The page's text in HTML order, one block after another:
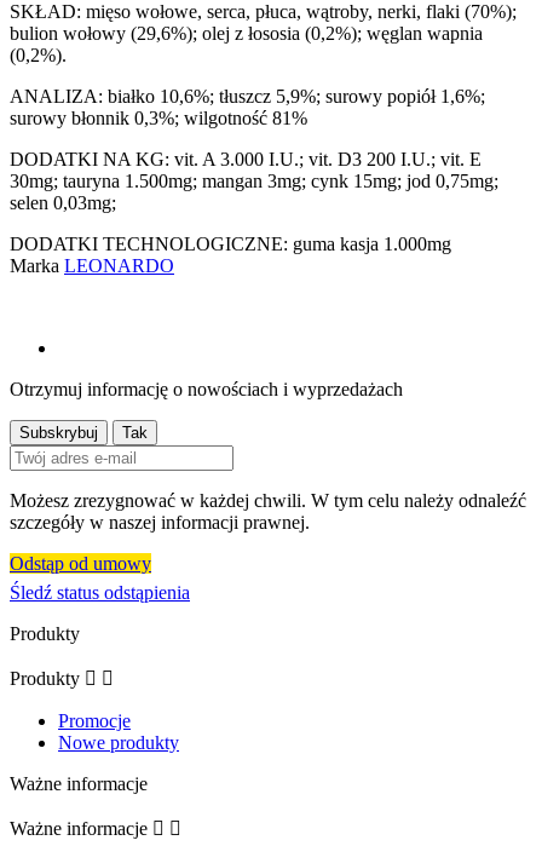
SKŁAD: mięso wołowe, serca, płuca, wątroby, nerki, flaki (70%);
bulion wołowy (29,6%); olej z łososia (0,2%); węglan wapnia
(0,2%).
ANALIZA: białko 10,6%; tłuszcz 5,9%; surowy popiół 1,6%;
surowy błonnik 0,3%; wilgotność 81%
DODATKI NA KG: vit. A 3.000 I.U.; vit. D3 200 I.U.; vit. E
30mg; tauryna 1.500mg; mangan 3mg; cynk 15mg; jod 0,75mg;
selen 0,03mg;
DODATKI TECHNOLOGICZNE: guma kasja 1.000mg
Marka LEONARDO
Otrzymuj informację o nowościach i wyprzedażach
Możesz zrezygnować w każdej chwili. W tym celu należy odnaleźć
szczegóły w naszej informacji prawnej.
Odstąp od umowy
Śledź status odstąpienia
Produkty
Produkty  
Promocje
Nowe produkty
Ważne informacje
Ważne informacje  